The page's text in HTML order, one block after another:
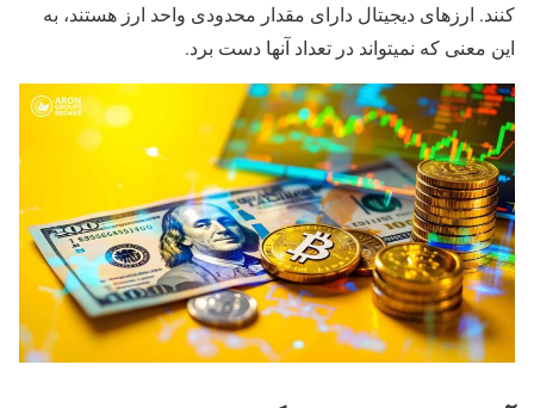
کنند. ارزهای دیجیتال دارای مقدار محدودی واحد ارز هستند، به
این معنی که نمیتواند در تعداد آنها دست برد.